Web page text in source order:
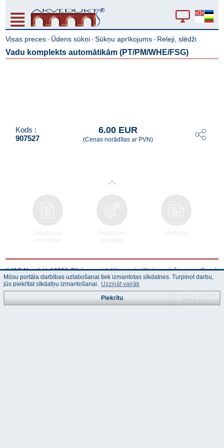
Visas preces - Ūdens sūkņi -Sūkņu aprīkojums - Releji, slēdži
Vadu komplekts automātikām (PT/PM/WHE/FSG)
Kods :
907527
6.00 EUR
(Cenas norādītas ar PVN)
© "AS Akvedukts" 2026. Pilnīgas vai daļējas materiālu izmantošanas gadījumā
atsauce uz "AS Akvedukts" obligāta!
Mūsu portāla darbības uzlabošanai tiek izmantotas sīkdatnes. Turpinot darbu,
jūs piekrītat sīkdatņu izmantošanai. Uzzināt vairāk
Piekrītu